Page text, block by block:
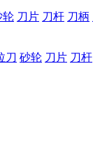
轮 刀片 刀杆 刀柄
刀 砂轮 刀片 刀杆